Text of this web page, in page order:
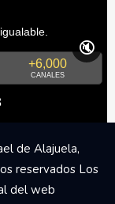
+6,000
CANALES
🔇
de Alajuela,
reservados Los
del web